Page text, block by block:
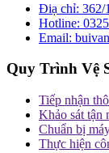
Điạ chỉ: 362/
Hotline:
Email:
Quy Trình Vệ
Tiếp nhận
Khảo sát tận
Chuẩn bị
Thực hiện